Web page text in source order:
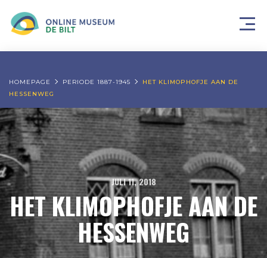
HOMEPAGE PERIODE 1887-1945
HET KLIMOPHOFJE AAN DE
HESSENWEG
JULI 11, 2018
HET KLIMOPHOFJE AAN DE
HESSENWEG